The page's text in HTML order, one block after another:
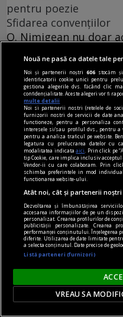
pentru poezie
Sfidarea convențiilor
O. Nimigean nu doar
îl face parte
Şerban AXINTE
rosencrantz & co.
Dorința de a
complexitatea lui, cu
Nouă ne pasă ca datele tale
Noi și partenerii noștri606 stocăm
identificatorii cookie unici pentru
gestiona alegerile dvs. făcând clic
confidențialitate. Aceste alegeri vor fi
multe detalii
Noi si partenerii nostri (retelele de
furnizorii nostri de servicii de date
functioneze, pentru a personaliza
interesele si/sau profilul dvs., pentru a
pentru a analiza traficul pe website.
legatura cu prelucrarea datelor cu
modalitatea indicataaici
. Prin click pe
tip Cookie, care implica inclusiv
Vendor-ii cu care colaboram. Prin click
schimba preferintele in mod
functionarea website-ului.
Atât noi, cât și partenerii
Dezvoltarea și îmbunătățirea
accesarea informațiilor de pe un
personalizat. Crearea profilurilor de
publicității personalizate. Crearea
performanței conținutului. Înțelegerea
diferite. Utilizarea de date limitate
a selecta conținutul. Date precise de
Listă parteneri (furnizori)
VREAU SA